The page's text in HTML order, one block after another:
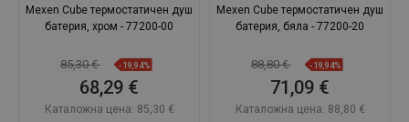
Mexen Cube термостатичен душ
батерия, хром - 77200-00
85,30 € -19,94%
68,29 €
Каталожна цена: 85,30 €
Mexen Cube термостатичен душ
батерия, бяла - 77200-20
88,80 € -19,94%
71,09 €
Каталожна цена: 88,80 €